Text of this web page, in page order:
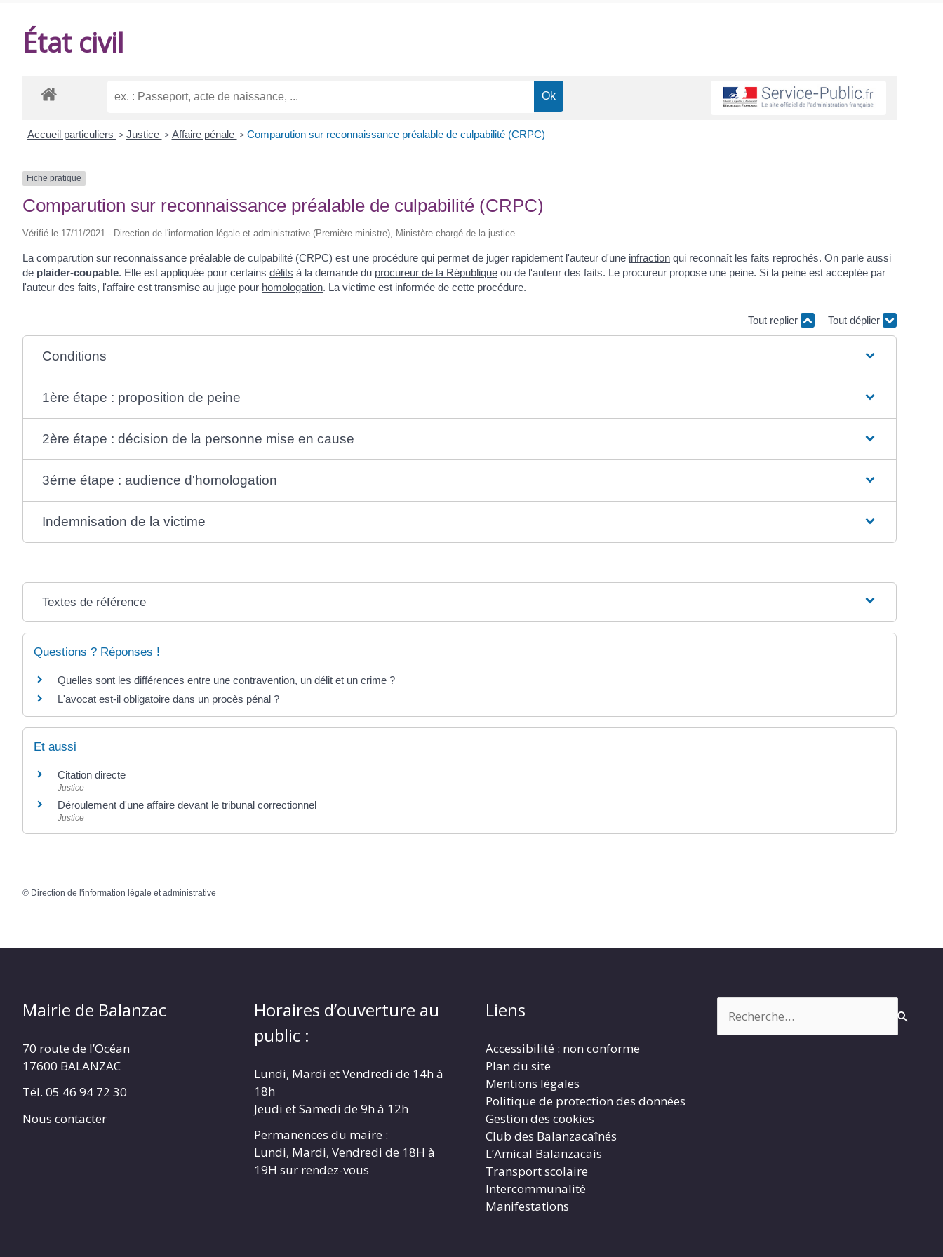
État civil
Accueil particuliers > Justice > Affaire pénale > Comparution sur reconnaissance préalable de culpabilité (CRPC)
Fiche pratique
Comparution sur reconnaissance préalable de culpabilité (CRPC)
Vérifié le 17/11/2021 - Direction de l'information légale et administrative (Première ministre), Ministère chargé de la justice
La comparution sur reconnaissance préalable de culpabilité (CRPC) est une procédure qui permet de juger rapidement l'auteur d'une infraction qui reconnaît les faits reprochés. On parle aussi
de plaider-coupable. Elle est appliquée pour certains délits à la demande du procureur de la République ou de l'auteur des faits. Le procureur propose une peine. Si la peine est acceptée par
l'auteur des faits, l'affaire est transmise au juge pour homologation. La victime est informée de cette procédure.
Tout replier Tout déplier
Conditions
1ère étape : proposition de peine
2ère étape : décision de la personne mise en cause
3éme étape : audience d'homologation
Indemnisation de la victime
Textes de référence
Questions ? Réponses !
Quelles sont les différences entre une contravention, un délit et un crime ?
L'avocat est-il obligatoire dans un procès pénal ?
Et aussi
Citation directe
Justice
Déroulement d'une affaire devant le tribunal correctionnel
Justice
© Direction de l'information légale et administrative
Mairie de Balanzac
70 route de l’Océan
17600 BALANZAC
Tél. 05 46 94 72 30
Nous contacter
Horaires d’ouverture au
public :
Lundi, Mardi et Vendredi de 14h à
18h
Jeudi et Samedi de 9h à 12h
Permanences du maire :
Lundi, Mardi, Vendredi de 18H à
19H sur rendez-vous
Liens
Accessibilité : non conforme
Plan du site
Mentions légales
Politique de protection des données
Gestion des cookies
Club des Balanzacaînés
L’Amical Balanzacais
Transport scolaire
Intercommunalité
Manifestations